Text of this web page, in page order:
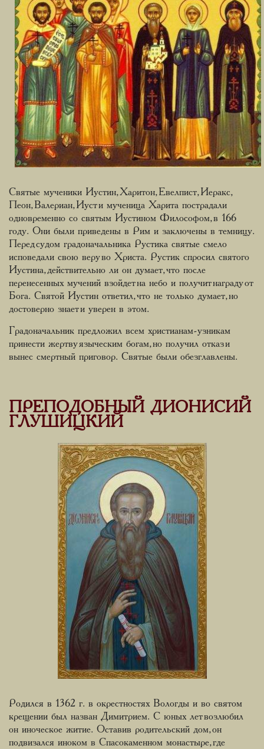
Святые мученики Иустин, Харитон, Евелпист, Иеракс,
Пеон, Валериан, Иуст и мученица Харита пострадали
одновременно со святым Иустином Философом, в 166
году. Они были приведены в Рим и заключены в темницу.
Перед судом градоначальника Рустика святые смело
исповедали свою веру во Христа. Рустик спросил святого
Иустина, действительно ли он думает, что после
перенесенных мучений взойдет на небо и получит награду от
Бога. Святой Иустин ответил, что не только думает, но
достоверно знает и уверен в этом.
Градоначальник предложил всем христианам-узникам
принести жертву языческим богам, но получил отказ и
вынес смертный приговор. Святые были обезглавлены.
ПРЕПОДОБНЫЙ ДИОНИСИЙ
ГЛУШИЦКИЙ
Родился в 1362 г. в окрестностях Вологды и во святом
крещении был назван Димитрием. С юных лет возлюбил
он иноческое житие. Оставив родительский дом, он
подвизался иноком в Спасокаменном монастыре, где